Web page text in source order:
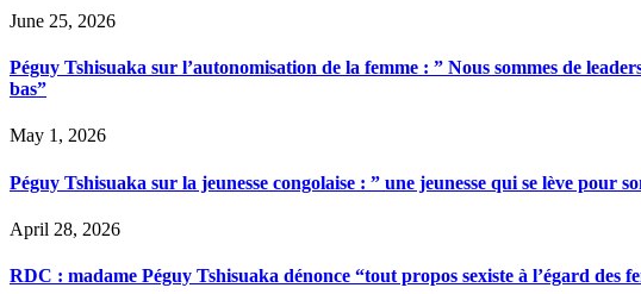
June 25, 2026
Péguy Tshisuaka sur l’autonomisation de la femme : ” Nous sommes de
bas”
May 1, 2026
Péguy Tshisuaka sur la jeunesse congolaise : ” une jeunesse qui se lève pour
April 28, 2026
RDC : madame Péguy Tshisuaka dénonce “tout propos sexiste à l’égard